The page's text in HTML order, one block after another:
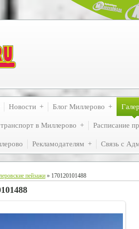
Новости Блог Миллерово
в Миллерово Расписание
Рекламодателям Связь с
пейзажи » 170120101488